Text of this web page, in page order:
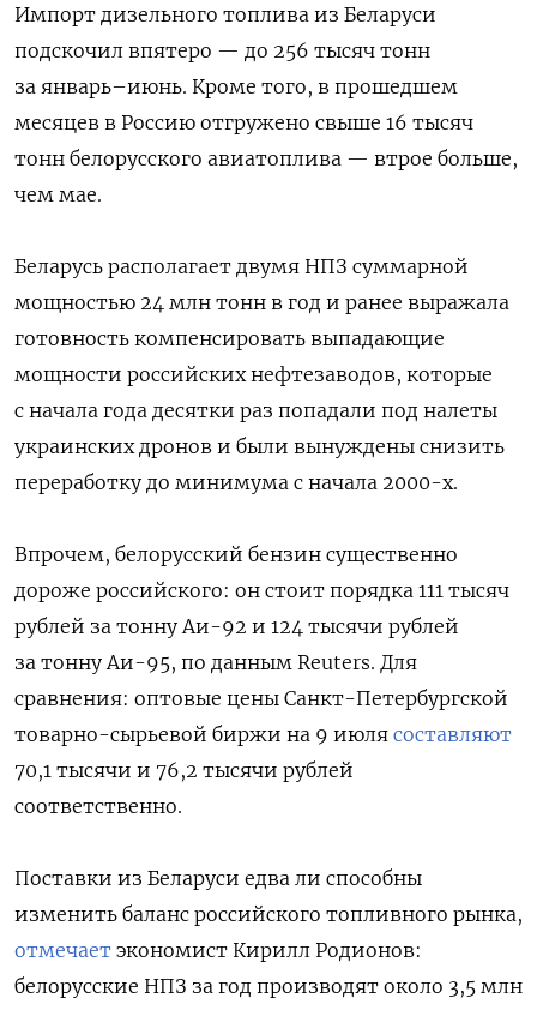
Импорт дизельного топлива из Беларуси
подскочил впятеро — до 256 тысяч тонн
за январь–июнь. Кроме того, в прошедшем
месяцев в Россию отгружено свыше 16 тысяч
тонн белорусского авиатоплива — втрое больше,
чем мае.
Беларусь располагает двумя НПЗ суммарной
мощностью 24 млн тонн в год и ранее выражала
готовность компенсировать выпадающие
мощности российских нефтезаводов, которые
с начала года десятки раз попадали под налеты
украинских дронов и были вынуждены снизить
переработку до минимума с начала 2000-х.
Впрочем, белорусский бензин существенно
дороже российского: он стоит порядка 111 тысяч
рублей за тонну Аи-92 и 124 тысячи рублей
за тонну Аи-95, по данным Reuters. Для
сравнения: оптовые цены Санкт-Петербургской
товарно-сырьевой биржи на 9 июля составляют
70,1 тысячи и 76,2 тысячи рублей
соответственно.
Поставки из Беларуси едва ли способны
изменить баланс российского топливного рынка,
отмечает экономист Кирилл Родионов:
белорусские НПЗ за год производят около 3,5 млн